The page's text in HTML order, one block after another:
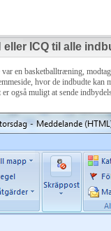
eller ICQ til alle
en basketballtræning,
hvor de indbudte kan
er også muligt at sende